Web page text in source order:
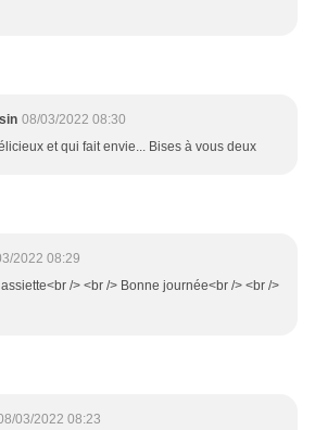
08/03/2022 08:30
et qui fait envie... Bises à vous deux
2022 08:29
/> <br /> Bonne journée<br /> <br />
03/2022 08:23